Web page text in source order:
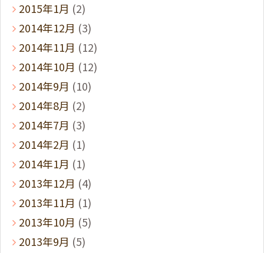
2015年1月 (2)
2014年12月 (3)
2014年11月 (12)
2014年10月 (12)
2014年9月 (10)
2014年8月 (2)
2014年7月 (3)
2014年2月 (1)
2014年1月 (1)
2013年12月 (4)
2013年11月 (1)
2013年10月 (5)
2013年9月 (5)